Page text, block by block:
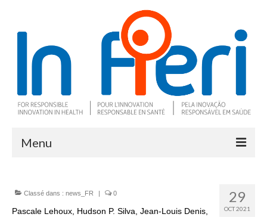
Menu
Ce qu’est l’IRS 29
OCT 2021
Classé dans : news_FR | 0
Pascale Lehoux Hudson P. Silva Jean-Louis Denis